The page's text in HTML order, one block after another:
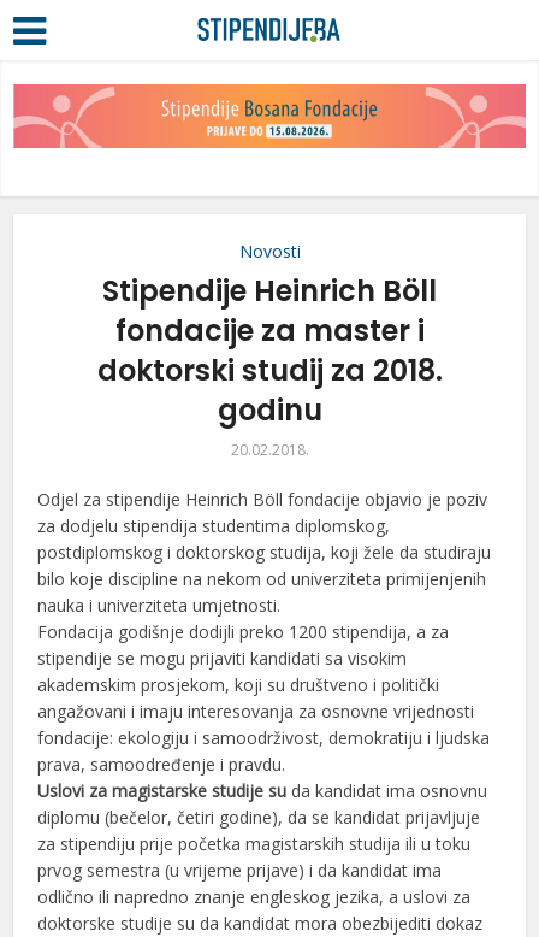
Novosti
Stipendije Heinrich Böll
fondacije za master i
doktorski studij za 2018.
godinu
20.02.2018.
Odjel za stipendije Heinrich Böll fondacije objavio je poziv
za dodjelu stipendija studentima diplomskog,
postdiplomskog i doktorskog studija, koji žele da studiraju
bilo koje discipline na nekom od univerziteta primijenjenih
nauka i univerziteta umjetnosti.
Fondacija godišnje dodijli preko 1200 stipendija, a za
stipendije se mogu prijaviti kandidati sa visokim
akademskim prosjekom, koji su društveno i politički
angažovani i imaju interesovanja za osnovne vrijednosti
fondacije: ekologiju i samoodrživost, demokratiju i ljudska
prava, samoodređenje i pravdu.
Uslovi za magistarske studije su da kandidat ima osnovnu
diplomu (bečelor, četiri godine), da se kandidat prijavljuje
za stipendiju prije početka magistarskih studija ili u toku
prvog semestra (u vrijeme prijave) i da kandidat ima
odlično ili napredno znanje engleskog jezika, a uslovi za
doktorske studije su da kandidat mora obezbijediti dokaz